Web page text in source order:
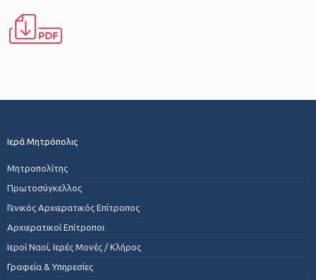
Ιερά Μητρόπολις
Μητροπολίτης
Πρωτοσύγκελλος
Γενικός Αρχιερατικός Επίτροπος
Αρχιερατικοί Επίτροποι
Ιεροί Ναοί, Ιερές Μονές / Κλήρος
Γραφεία & Υπηρεσίες